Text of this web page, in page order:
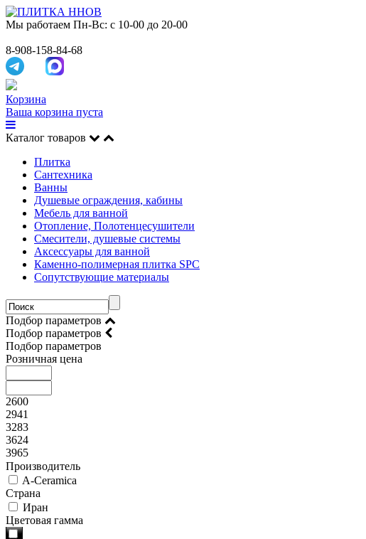
Мы работаем Пн-Вс: с 10-00 до 20-00
8-908-158-84-68
Корзина
Ваша корзина пуста
Каталог товаров
Плитка
Сантехника
Ванны
Душевые ограждения, кабины
Мебель для ванной
Отопление, Полотенцесушители
Смесители, душевые системы
Аксессуары для ванной
Каменно-полимерная плитка SPC
Сопутствующие материалы
Подбор параметров
Подбор параметров
Подбор параметров
Розничная цена
2600
2941
3283
3624
3965
Производитель
A-Ceramica
Страна
Иран
Цветовая гамма